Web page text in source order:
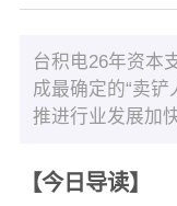
台积电26年资本
成最确定的“卖
推进行业发展加
【今日导读】